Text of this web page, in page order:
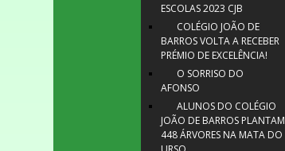
ESCOLAS 2023 CJB
COLÉGIO JOÃO DE
BARROS VOLTA A RECEBER
PRÉMIO DE EXCELÊNCIA!
O SORRISO DO
AFONSO
ALUNOS DO COLÉGIO
JOÃO DE BARROS PLANTAM
448 ÁRVORES NA MATA DO